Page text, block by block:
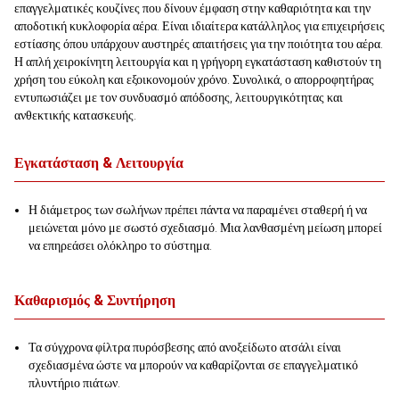
επαγγελματικές κουζίνες που δίνουν έμφαση στην καθαριότητα και την
αποδοτική κυκλοφορία αέρα. Είναι ιδιαίτερα κατάλληλος για επιχειρήσεις
εστίασης όπου υπάρχουν αυστηρές απαιτήσεις για την ποιότητα του αέρα.
Η απλή χειροκίνητη λειτουργία και η γρήγορη εγκατάσταση καθιστούν τη
χρήση του εύκολη και εξοικονομούν χρόνο. Συνολικά, ο απορροφητήρας
εντυπωσιάζει με τον συνδυασμό απόδοσης, λειτουργικότητας και
ανθεκτικής κατασκευής.
Εγκατάσταση & Λειτουργία
Η διάμετρος των σωλήνων πρέπει πάντα να παραμένει σταθερή ή να
μειώνεται μόνο με σωστό σχεδιασμό. Μια λανθασμένη μείωση μπορεί
να επηρεάσει ολόκληρο το σύστημα.
Καθαρισμός & Συντήρηση
Τα σύγχρονα φίλτρα πυρόσβεσης από ανοξείδωτο ατσάλι είναι
σχεδιασμένα ώστε να μπορούν να καθαρίζονται σε επαγγελματικό
πλυντήριο πιάτων.